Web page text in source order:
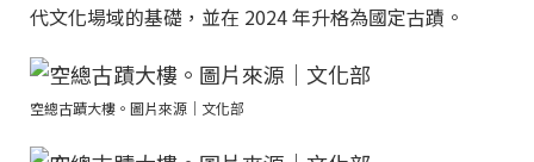
代文化場域的基礎，並在 2024 年升格為國定古蹟。
空總古蹟大樓。圖片來源｜文化部